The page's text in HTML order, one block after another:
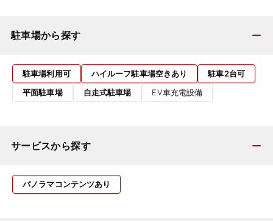
駐車場から探す
駐車場利用可 ハイルーフ駐車場空きあり
駐車2台可
平面駐車場
自走式駐車場 EV車充電設備
サービスから探す
パノラマコンテンツあり